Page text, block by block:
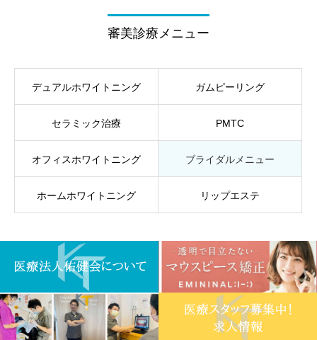
審美診療メニュー
デュアルホワイトニング ガムピーリング
セラミック治療 PMTC
オフィスホワイトニング ブライダルメニュー
ホームホワイトニング リップエステ